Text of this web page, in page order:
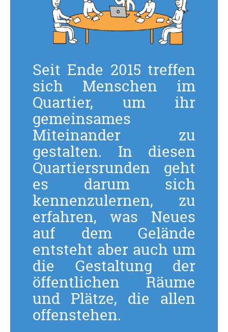
Seit Ende 2015 treffen
sich Menschen im
Quartier, um ihr
gemeinsames
Miteinander zu
gestalten. In diesen
Quartiersrunden geht
es darum sich
kennenzulernen, zu
erfahren, was Neues
auf dem Gelände
entsteht aber auch um
die Gestaltung der
öffentlichen Räume
und Plätze, die allen
offenstehen.